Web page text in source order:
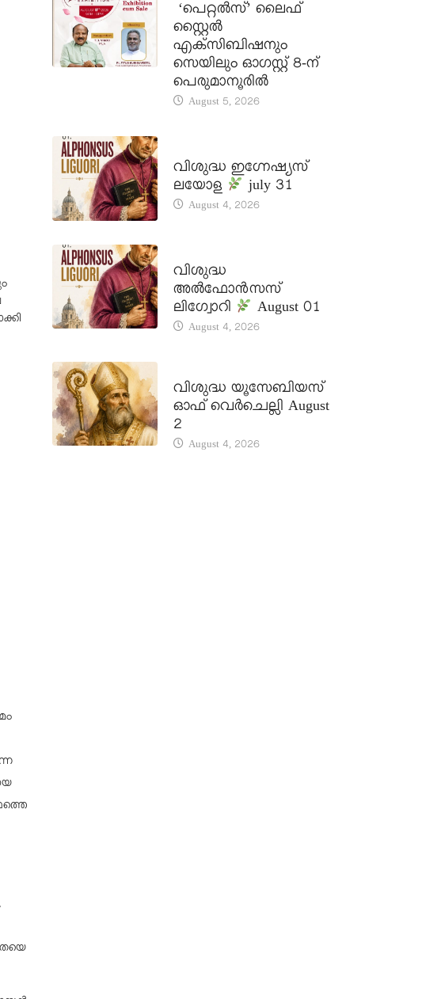
‘പെറ്റൽസ്’ ലൈഫ്
സ്റ്റൈൽ
എക്സിബിഷനും
സെയിലും ഓഗസ്റ്റ് 8-ന്
പെരുമാനൂരിൽ
August 5, 2026
വിശുദ്ധ ഇഗ്നേഷ്യസ്
ലയോള
july 31
August 4, 2026
വിശുദ്ധ
അൽഫോൻസസ്
ലിഗ്വോറി
August 01
August 4, 2026
വിശുദ്ധ യൂസേബിയസ്
ഓഫ് വെർചെല്ലി August
2
August 4, 2026